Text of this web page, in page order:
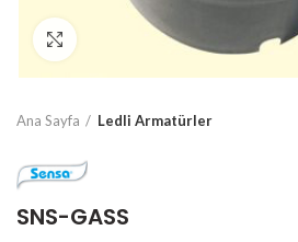
Click to enlarge
Ana Sayfa Ledli Armatürler
SNS-GASS